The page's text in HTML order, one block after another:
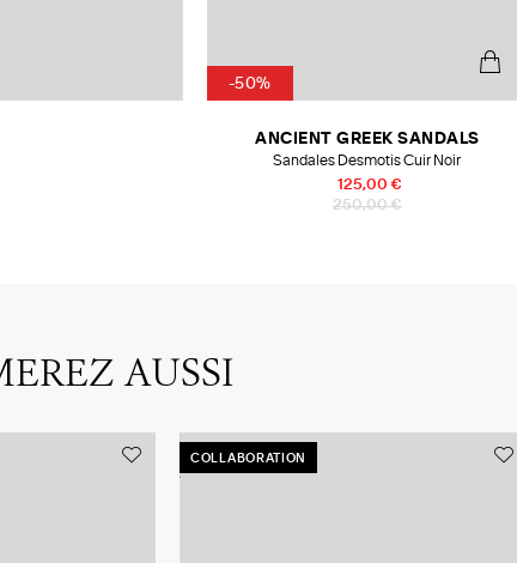
-50%
250,00 €
125,00 €
ANCIENT GREEK SANDALS
Sandales Desmotis Cuir Noir
AUSSI
COLLABORATION